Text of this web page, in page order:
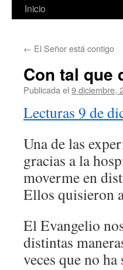
Inicio
← El Señor está contigo
Con tal que
Publicada el 9 diciembre,
Lecturas 9 de
Una de las
gracias a la
moverme en
Ellos quisieron
El Evangelio
distintas
veces que no